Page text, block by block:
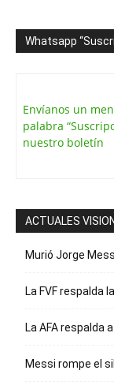
Whatsapp
Envíanos un
palabra
nuestro boletín
ACTUALES VISION
Murió Jorge
La FVF respalda
La AFA respalda
Messi rompe el